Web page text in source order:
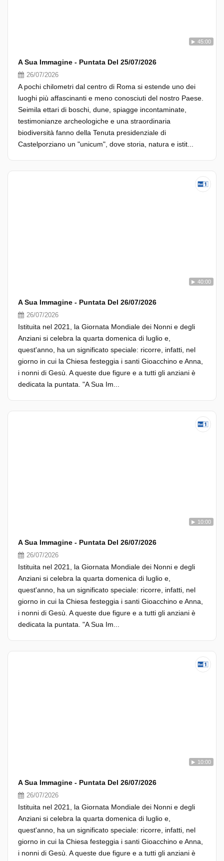
45:00
A Sua Immagine - Puntata Del 25/07/2026
26/07/2026
A pochi chilometri dal centro di Roma si estende uno dei
luoghi più affascinanti e meno conosciuti del nostro Paese.
Seimila ettari di boschi, dune, spiagge incontaminate,
testimonianze archeologiche e una straordinaria
biodiversità fanno della Tenuta presidenziale di
Castelporziano un "unicum", dove storia, natura e istit...
40:00
A Sua Immagine - Puntata Del 26/07/2026
26/07/2026
Istituita nel 2021, la Giornata Mondiale dei Nonni e degli
Anziani si celebra la quarta domenica di luglio e,
quest'anno, ha un significato speciale: ricorre, infatti, nel
giorno in cui la Chiesa festeggia i santi Gioacchino e Anna,
i nonni di Gesù. A queste due figure e a tutti gli anziani è
dedicata la puntata. "A Sua Im...
10:00
A Sua Immagine - Puntata Del 26/07/2026
26/07/2026
Istituita nel 2021, la Giornata Mondiale dei Nonni e degli
Anziani si celebra la quarta domenica di luglio e,
quest'anno, ha un significato speciale: ricorre, infatti, nel
giorno in cui la Chiesa festeggia i santi Gioacchino e Anna,
i nonni di Gesù. A queste due figure e a tutti gli anziani è
dedicata la puntata. "A Sua Im...
10:00
A Sua Immagine - Puntata Del 26/07/2026
26/07/2026
Istituita nel 2021, la Giornata Mondiale dei Nonni e degli
Anziani si celebra la quarta domenica di luglio e,
quest'anno, ha un significato speciale: ricorre, infatti, nel
giorno in cui la Chiesa festeggia i santi Gioacchino e Anna,
i nonni di Gesù. A queste due figure e a tutti gli anziani è